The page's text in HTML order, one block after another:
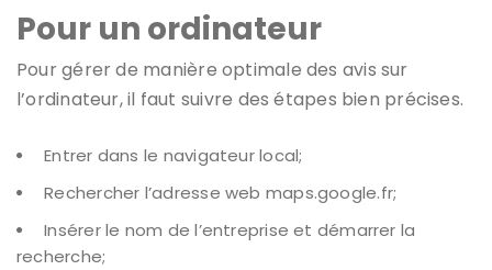
Pour un ordinateur
Pour gérer de manière optimale des avis sur
l’ordinateur, il faut suivre des étapes bien précises.
Entrer dans le navigateur local;
Rechercher l’adresse web maps.google.fr;
Insérer le nom de l’entreprise et démarrer la
recherche;